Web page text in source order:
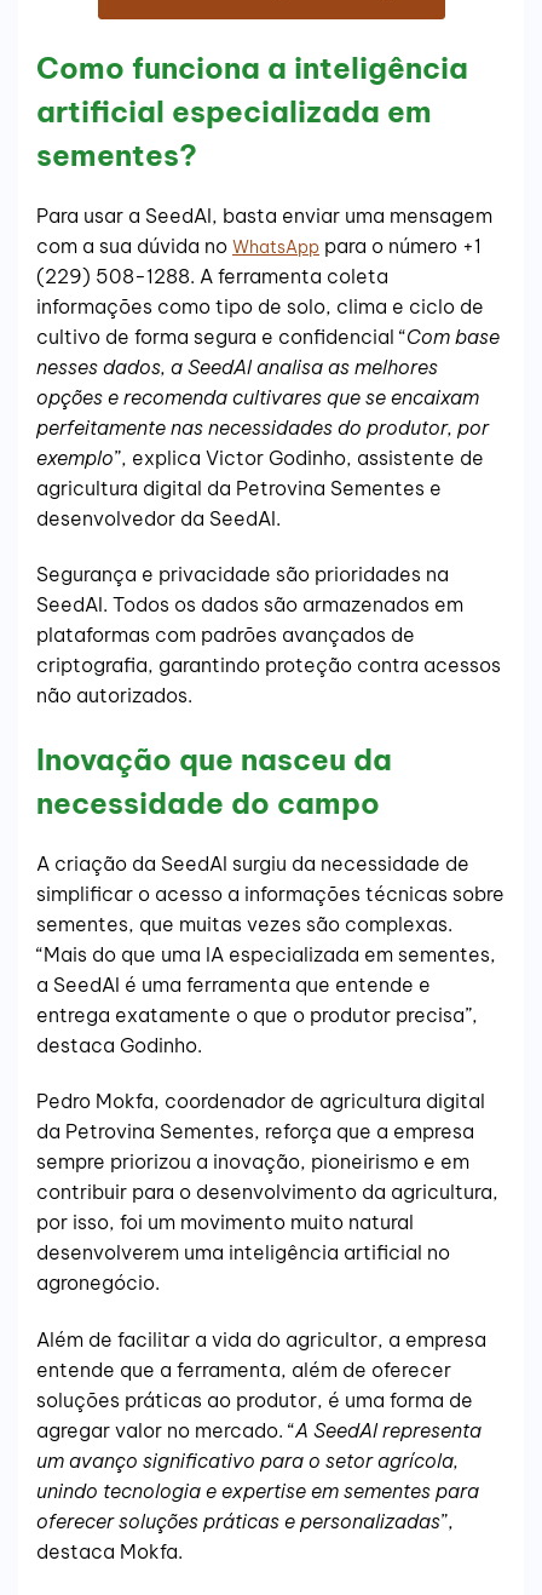
Como funciona a inteligência
artificial especializada em
sementes?
Para usar a SeedAI, basta enviar uma mensagem
com a sua dúvida no WhatsApp para o número +1
(229) 508-1288. A ferramenta coleta
informações como tipo de solo, clima e ciclo de
cultivo de forma segura e confidencial “Com base
nesses dados, a SeedAI analisa as melhores
opções e recomenda cultivares que se encaixam
perfeitamente nas necessidades do produtor, por
exemplo”, explica Victor Godinho, assistente de
agricultura digital da Petrovina Sementes e
desenvolvedor da SeedAI.
Segurança e privacidade são prioridades na
SeedAI. Todos os dados são armazenados em
plataformas com padrões avançados de
criptografia, garantindo proteção contra acessos
não autorizados.
Inovação que nasceu da
necessidade do campo
A criação da SeedAI surgiu da necessidade de
simplificar o acesso a informações técnicas sobre
sementes, que muitas vezes são complexas.
“Mais do que uma IA especializada em sementes,
a SeedAI é uma ferramenta que entende e
entrega exatamente o que o produtor precisa”,
destaca Godinho.
Pedro Mokfa, coordenador de agricultura digital
da Petrovina Sementes, reforça que a empresa
sempre priorizou a inovação, pioneirismo e em
contribuir para o desenvolvimento da agricultura,
por isso, foi um movimento muito natural
desenvolverem uma inteligência artificial no
agronegócio.
Além de facilitar a vida do agricultor, a empresa
entende que a ferramenta, além de oferecer
soluções práticas ao produtor, é uma forma de
agregar valor no mercado. “A SeedAI representa
um avanço significativo para o setor agrícola,
unindo tecnologia e expertise em sementes para
oferecer soluções práticas e personalizadas”,
destaca Mokfa.